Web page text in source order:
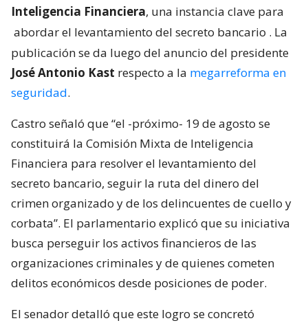
Inteligencia Financiera, una instancia clave para
abordar el levantamiento del secreto bancario . La
publicación se da luego del anuncio del presidente
José Antonio Kast respecto a la megarreforma en
seguridad.
Castro señaló que “el -próximo- 19 de agosto se
constituirá la Comisión Mixta de Inteligencia
Financiera para resolver el levantamiento del
secreto bancario, seguir la ruta del dinero del
crimen organizado y de los delincuentes de cuello y
corbata”. El parlamentario explicó que su iniciativa
busca perseguir los activos financieros de las
organizaciones criminales y de quienes cometen
delitos económicos desde posiciones de poder.
El senador detalló que este logro se concretó